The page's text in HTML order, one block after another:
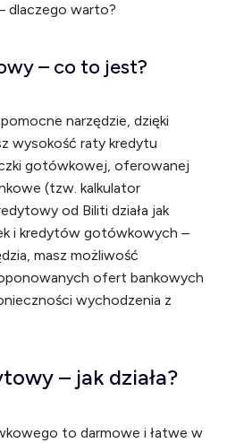
dlaczego warto?
– co to jest?
narzędzie, dzięki
wysokość raty kredytu
gotówkowej, oferowanej
(tzw. kalkulator
od Biliti działa jak
i kredytów gotówkowych –
masz możliwość
ofert bankowych
wychodzenia z
– jak działa?
to darmowe i łatwe w